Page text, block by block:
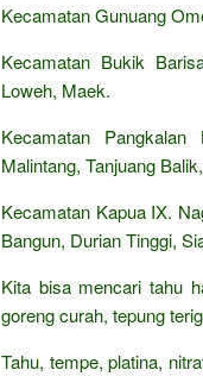
Kecamatan Gunuang
Kecamatan Bukik
Loweh, Maek.
Kecamatan
Malintang, Tanjuang
Kecamatan Kapua IX.
Bangun, Durian Tinggi,
Kita bisa mencari tahu
goreng curah, tepung
Tahu, tempe, platina,